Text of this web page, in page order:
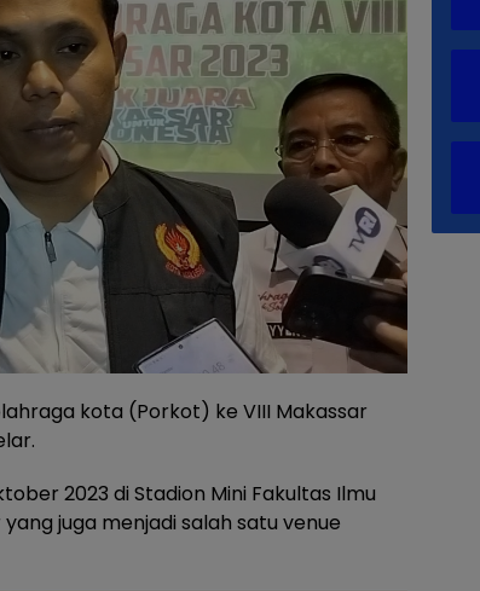
kota (Porkot) ke VIII Makassar
2023 di Stadion Mini Fakultas Ilmu
juga menjadi salah satu venue